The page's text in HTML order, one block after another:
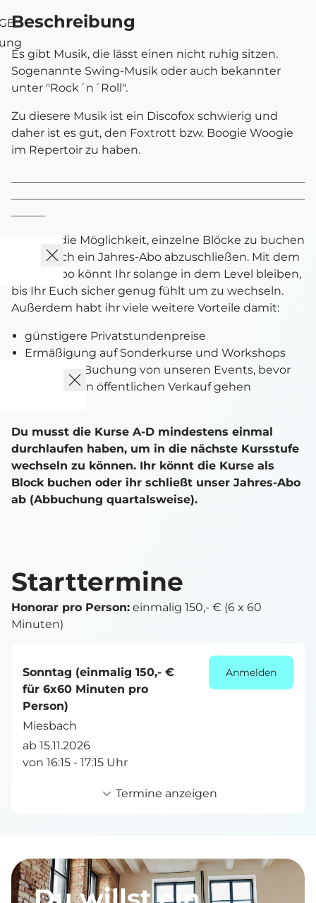
Beschreibung
Es gibt Musik, die lässt einen nicht ruhig sitzen.
Sogenannte Swing-Musik oder auch bekannter
unter "Rock´n´Roll".
Zu diesere Musik ist ein Discofox schwierig und
daher ist es gut, den Foxtrott bzw. Boogie Woogie
im Repertoir zu haben.
Ihr habt die Möglichkeit, einzelne Blöcke zu buchen
oder gleich ein Jahres-Abo abzuschließen. Mit dem
Jahres-Abo könnt Ihr solange in dem Level bleiben,
bis Ihr Euch sicher genug fühlt um zu wechseln.
Außerdem habt ihr viele weitere Vorteile damit:
günstigere Privatstundenpreise
Ermäßigung auf Sonderkurse und Workshops
vorzeitige Buchung von unseren Events, bevor
diese in den öffentlichen Verkauf gehen
Du musst die Kurse A-D mindestens einmal
durchlaufen haben, um in die nächste Kursstufe
wechseln zu können. Ihr könnt die Kurse als
Block buchen oder ihr schließt unser Jahres-Abo
ab (Abbuchung quartalsweise).
Starttermine
Honorar pro Person: einmalig 150,- € (6 x 60
Minuten)
Sonntag (einmalig 150,- €
für 6x60 Minuten pro
Person)
ab 15.11.2026
von 16:15 - 17:15 Uhr
Termine anzeigen
Miesbach
Anmelden